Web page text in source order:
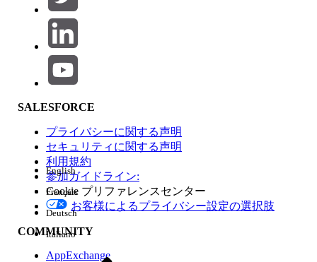
製品エリア
機能の影響
エディション
SALESFORCE
プライバシーに関する声明
セキュリティに関する声明
利用規約
参加ガイドライン:
Cookie プリファレンスセンター
お客様によるプライバシー設定の選択肢
COMMUNITY
AppExchange
English
Français
Deutsch
Italiano